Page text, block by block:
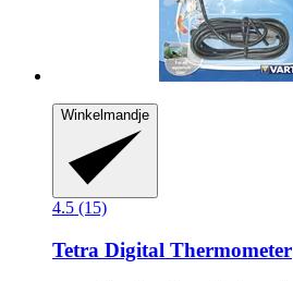
Winkelmandje
4.5 (15)
Tetra Digital Thermometer